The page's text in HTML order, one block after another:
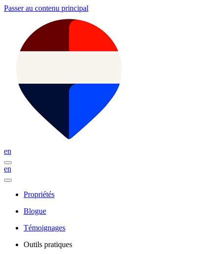
Passer au contenu principal
en
en
Propriétés
Blogue
Témoignages
Outils pratiques